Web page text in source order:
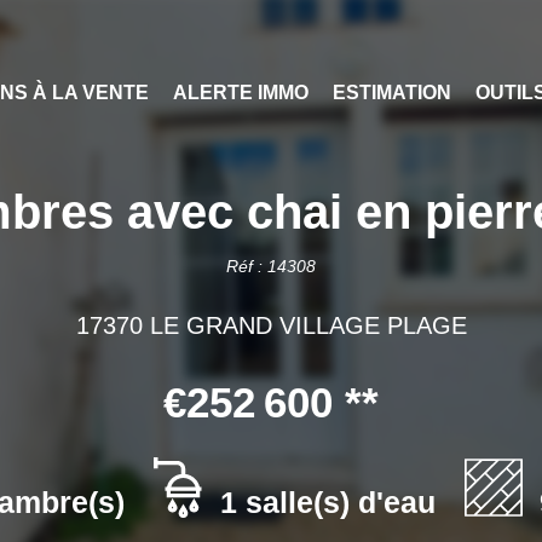
À LA VENTE ALERTE IMMO ESTIMATION
avec chai en
Réf : 14308
17370 LE GRAND VILLAGE PLAGE
€252 600 **
1 salle(s) d'eau